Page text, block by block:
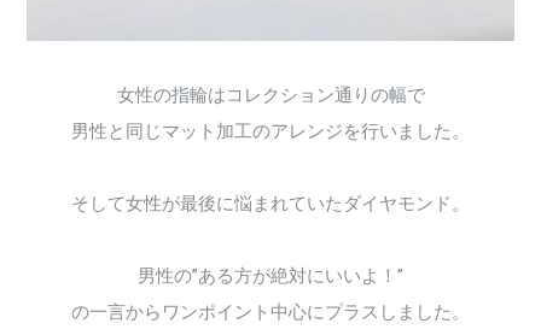
女性の指輪はコレクション通りの幅で
男性と同じマット加工のアレンジを行いました。
そして女性が最後に悩まれていたダイヤモンド。
男性の”ある方が絶対にいいよ！”
の一言からワンポイント中心にプラスしました。